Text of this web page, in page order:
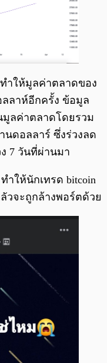
ำให้มูลค่าตลาดของ
ลลาห์อีกครั้ง ข้อมูล
มูลค่าตลาดโดยรวม
นดอลลาร์ ซึ่งร่วงลด
7 วันที่ผ่านมา
ำให้นักเทรด bitcoin
วจะถูกล้างพอร์ตด้วย